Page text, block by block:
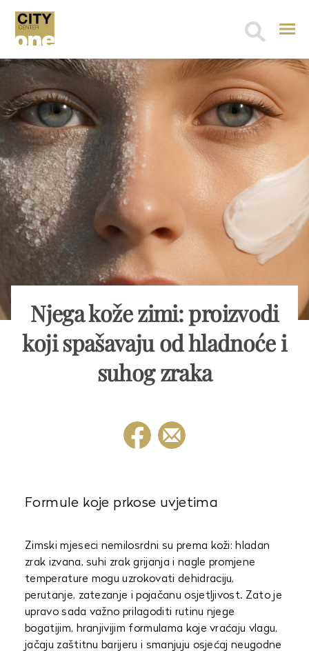
Search
Njega kože zimi: proizvodi
koji spašavaju od hladnoće i
suhog zraka
Formule koje prkose uvjetima
Zimski mjeseci nemilosrdni su prema koži: hladan
zrak izvana, suhi zrak grijanja i nagle promjene
temperature mogu uzrokovati dehidraciju,
perutanje, zatezanje i pojačanu osjetljivost. Zato je
upravo sada važno prilagoditi rutinu njege
bogatijim, hranjivijim formulama koje vraćaju vlagu,
jačaju zaštitnu barijeru i smanjuju osjećaj neugodne